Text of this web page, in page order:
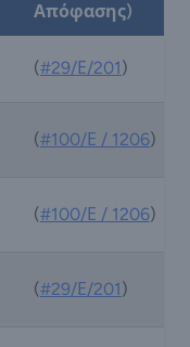
Απόφασης)
(#29/Ε/201)
(#100/Ε / 1206)
(#100/Ε / 1206)
(#29/Ε/201)